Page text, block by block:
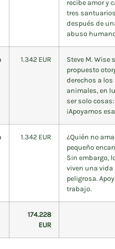
recibe amor y
tres
después de
abuso
1.342 EUR
Steve M. Wise
propuesto
derechos a los
animales, en
ser solo cosas:
¡Apoyamos
1.342 EUR
¿Quién no
pequeño
Sin embargo,
viven una vida
peligrosa.
trabajo.
174.228
EUR